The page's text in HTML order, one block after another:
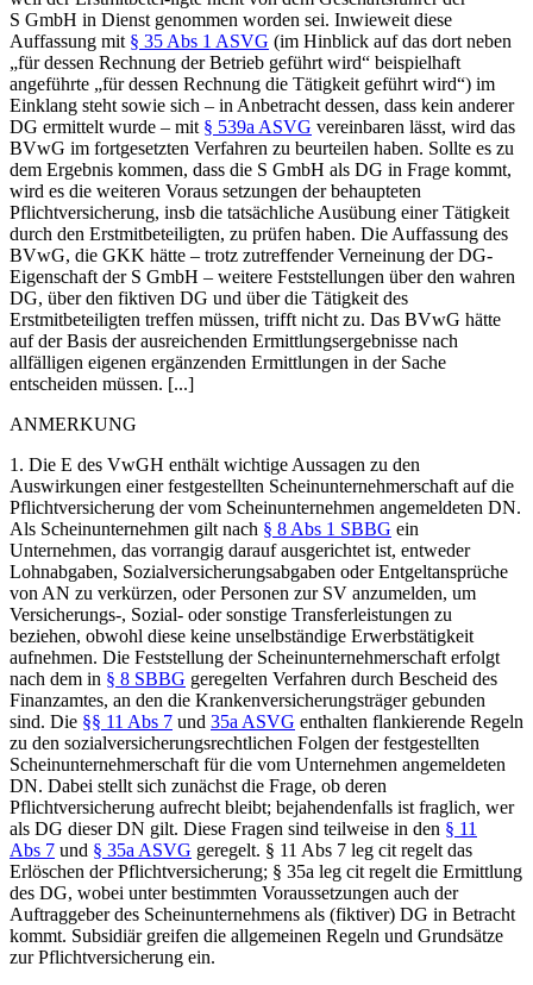
S GmbH in Dienst genommen worden sei. Inwieweit diese
Auffassung mit § 35 Abs 1 ASVG (im Hinblick auf das dort neben
„für dessen Rechnung der Betrieb geführt wird“ beispielhaft
angeführte „für dessen Rechnung die Tätigkeit geführt wird“) im
Einklang steht sowie sich – in Anbetracht dessen, dass kein anderer
DG ermittelt wurde – mit § 539a ASVG vereinbaren lässt, wird das
BVwG im fortgesetzten Verfahren zu beurteilen haben. Sollte es zu
dem Ergebnis kommen, dass die S GmbH als DG in Frage kommt,
wird es die weiteren Voraus setzungen der behaupteten
Pflichtversicherung, insb die tatsächliche Ausübung einer Tätigkeit
durch den Erstmitbeteiligten, zu prüfen haben. Die Auffassung des
BVwG, die GKK hätte – trotz zutreffender Verneinung der DG-
Eigenschaft der S GmbH – weitere Feststellungen über den wahren
DG, über den fiktiven DG und über die Tätigkeit des
Erstmitbeteiligten treffen müssen, trifft nicht zu. Das BVwG hätte
auf der Basis der ausreichenden Ermittlungsergebnisse nach
allfälligen eigenen ergänzenden Ermittlungen in der Sache
entscheiden müssen. [...]
ANMERKUNG
1. Die E des VwGH enthält wichtige Aussagen zu den
Auswirkungen einer festgestellten Scheinunternehmerschaft auf die
Pflichtversicherung der vom Scheinunternehmen angemeldeten DN.
Als Scheinunternehmen gilt nach § 8 Abs 1 SBBG ein
Unternehmen, das vorrangig darauf ausgerichtet ist, entweder
Lohnabgaben, Sozialversicherungsabgaben oder Entgeltansprüche
von AN zu verkürzen, oder Personen zur SV anzumelden, um
Versicherungs-, Sozial- oder sonstige Transferleistungen zu
beziehen, obwohl diese keine unselbständige Erwerbstätigkeit
aufnehmen. Die Feststellung der Scheinunternehmerschaft erfolgt
nach dem in § 8 SBBG geregelten Verfahren durch Bescheid des
Finanzamtes, an den die Krankenversicherungsträger gebunden
sind. Die §§ 11 Abs 7 und 35a ASVG enthalten flankierende Regeln
zu den sozialversicherungsrechtlichen Folgen der festgestellten
Scheinunternehmerschaft für die vom Unternehmen angemeldeten
DN. Dabei stellt sich zunächst die Frage, ob deren
Pflichtversicherung aufrecht bleibt; bejahendenfalls ist fraglich, wer
als DG dieser DN gilt. Diese Fragen sind teilweise in den § 11
Abs 7 und § 35a ASVG geregelt. § 11 Abs 7 leg cit regelt das
Erlöschen der Pflichtversicherung; § 35a leg cit regelt die Ermittlung
des DG, wobei unter bestimmten Voraussetzungen auch der
Auftraggeber des Scheinunternehmens als (fiktiver) DG in Betracht
kommt. Subsidiär greifen die allgemeinen Regeln und Grundsätze
zur Pflichtversicherung ein.